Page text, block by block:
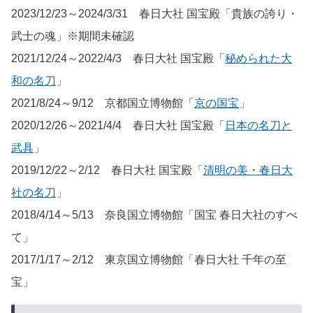
2023/12/23～2024/3/31 春日大社 国宝殿「貴族の誇り・
武士の魂」※期間未確認
2021/12/24～2022/4/3 春日大社 国宝殿「 秘められた大
和の名刀 」
2021/8/24～9/12 京都国立博物館「 京の国宝 」
2020/12/26～2021/4/4 春日大社 国宝殿「 日本の名刀と
武具 」
2019/12/22～2/12 春日大社 国宝殿「 清明の美・春日大
社の名刀 」
2018/4/14～5/13 奈良国立博物館「国宝 春日大社のすべ
て」
2017/1/17～2/12 東京国立博物館「春日大社 千年の至
宝」